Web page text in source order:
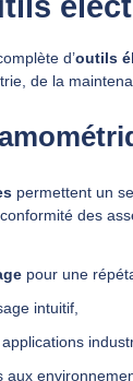
d’outils
de la
permettent un
des
pour une
intuitif,